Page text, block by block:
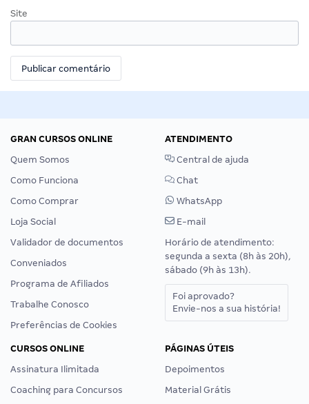
Site
GRAN CURSOS ONLINE
Quem Somos
Como Funciona
Como Comprar
Loja Social
Validador de documentos
Conveniados
Programa de Afiliados
Trabalhe Conosco
Preferências de Cookies
ATENDIMENTO
Central de ajuda
Chat
WhatsApp
E-mail
Horário de atendimento:
segunda a sexta (8h às 20h),
sábado (9h às 13h).
Foi aprovado?
Envie-nos a sua história!
CURSOS ONLINE
Assinatura Ilimitada
Coaching para Concursos
PÁGINAS ÚTEIS
Depoimentos
Material Grátis